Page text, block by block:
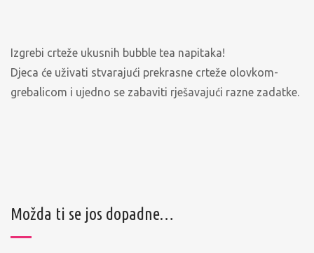
Izgrebi crteže ukusnih bubble tea napitaka!
Djeca će uživati stvarajući prekrasne crteže olovkom-
grebalicom i ujedno se zabaviti rješavajući razne zadatke.
Možda ti se jos dopadne…